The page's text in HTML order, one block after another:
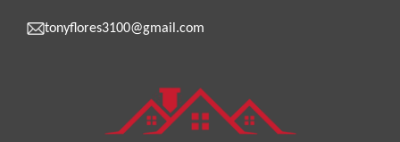
tonyflores3100@gmail.com